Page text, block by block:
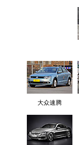
大众速腾